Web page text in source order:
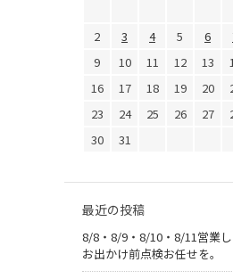
2
3 4 5 6
9
10 11 12 13
16
17 18 19 20
23
24 25 26 27
30
31
最近の投稿
8/8・8/9・8/10・8/11営業し
お出かけ前点検お任せを。